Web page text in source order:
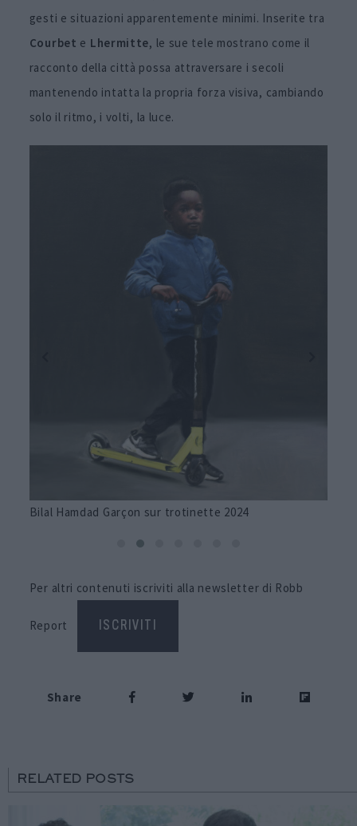
gesti e situazioni apparentemente minimi. Inserite tra
Courbet e Lhermitte, le sue tele mostrano come il
racconto della città possa attraversare i secoli
mantenendo intatta la propria forza visiva, cambiando
solo il ritmo, i volti, la luce.
Bilal Hamdad Garçon sur trotinette 2024
Per altri contenuti iscriviti alla newsletter di Robb
Report ISCRIVITI
Share
RELATED POSTS